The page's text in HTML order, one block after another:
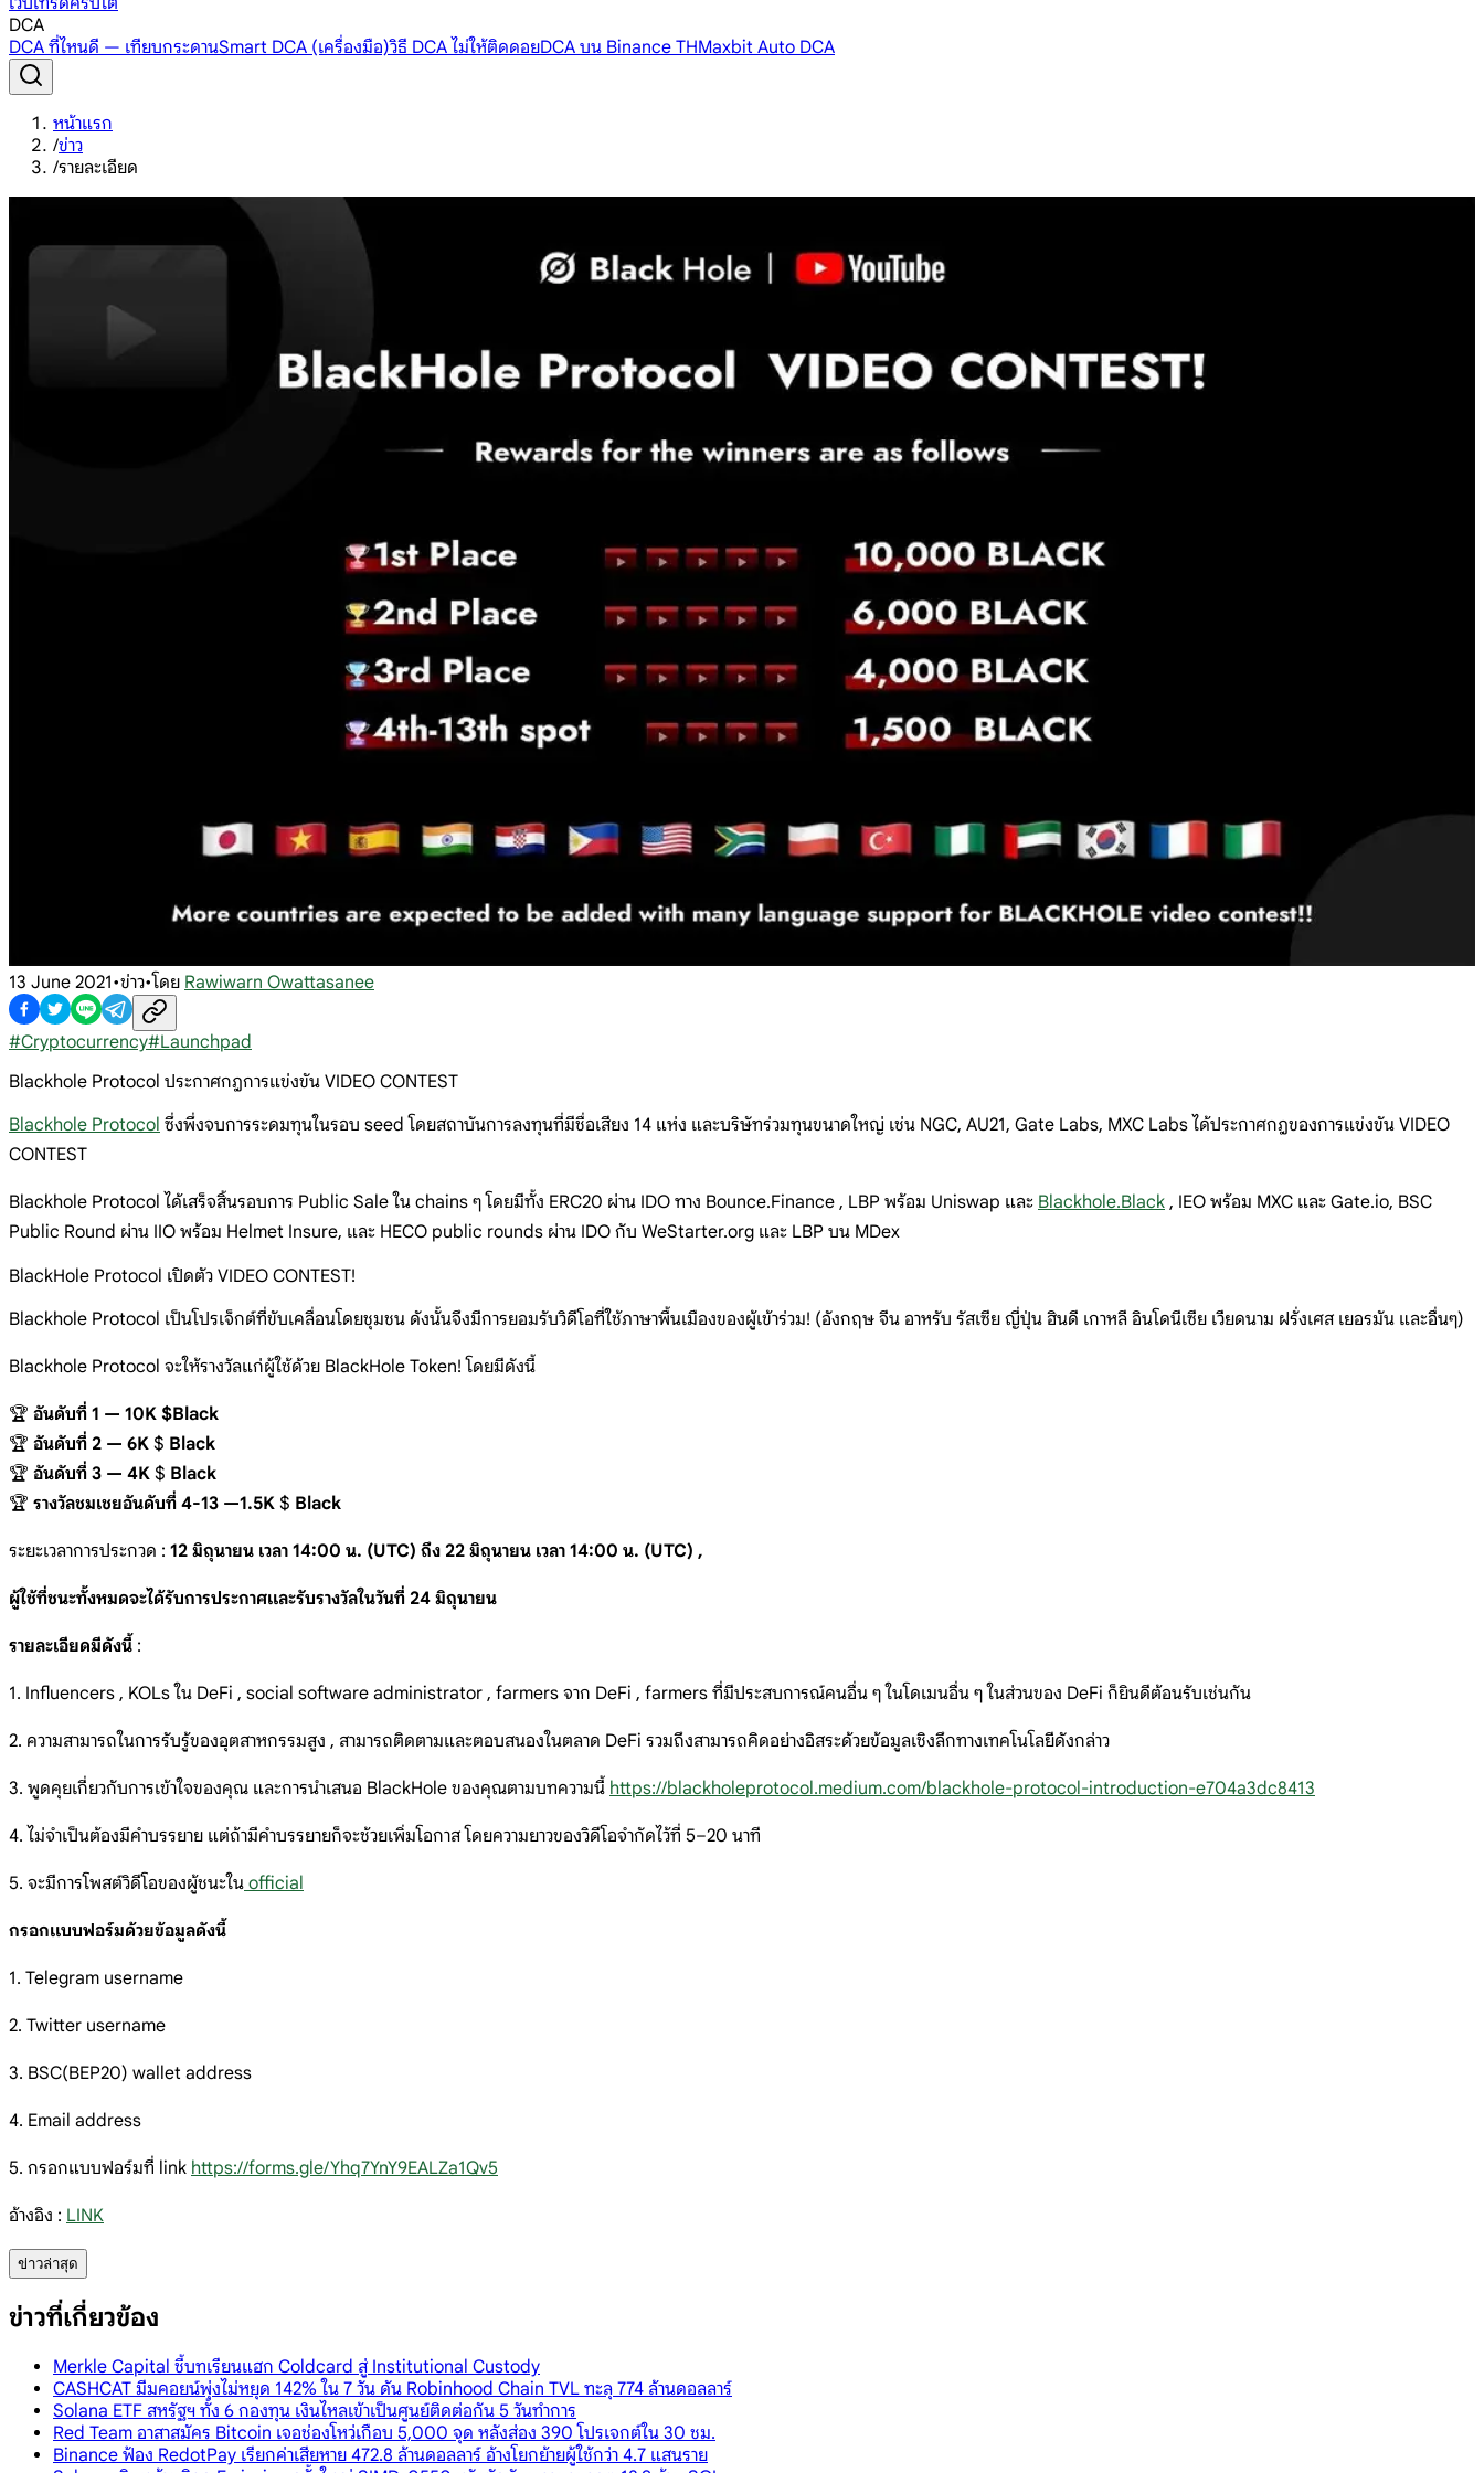
DCA
DCA ที่ไหนดี — เทียบกระดานSmart DCA (เครื่องมือ)วิธี DCA ไม่ให้ติดดอยDCA บน Binance THMaxbit Auto DCA
หน้าแรก
/ข่าว
/รายละเอียด
13 June 2021•ข่าว•โดย Rawiwarn Owattasanee
#Cryptocurrency#Launchpad
Blackhole Protocol ประกาศกฎการแข่งขัน VIDEO CONTEST
Blackhole Protocol ซึ่งพึ่งจบการระดมทุนในรอบ seed โดยสถาบันการลงทุนที่มีชื่อเสียง 14 แห่ง และบริษัทร่วมทุนขนาดใหญ่ เช่น NGC, AU21, Gate Labs, MXC Labs ได้ประกาศกฎของการแข่งขัน VIDEO
CONTEST
Blackhole Protocol ได้เสร็จสิ้นรอบการ Public Sale ใน chains ๆ โดยมีทั้ง ERC20 ผ่าน IDO ทาง Bounce.Finance , LBP พร้อม Uniswap และ Blackhole.Black , IEO พร้อม MXC และ Gate.io, BSC
Public Round ผ่าน IIO พร้อม Helmet Insure, และ HECO public rounds ผ่าน IDO กับ WeStarter.org และ LBP บน MDex
BlackHole Protocol เปิดตัว VIDEO CONTEST!
Blackhole Protocol เป็นโปรเจ็กต์ที่ขับเคลื่อนโดยชุมชน ดังนั้นจึงมีการยอมรับวิดีโอที่ใช้ภาษาพื้นเมืองของผู้เข้าร่วม! (อังกฤษ จีน อาหรับ รัสเซีย ญี่ปุ่น ฮินดี เกาหลี อินโดนีเซีย เวียดนาม ฝรั่งเศส เยอรมัน และอื่นๆ)
Blackhole Protocol จะให้รางวัลแก่ผู้ใช้ด้วย BlackHole Token! โดยมีดังนี้
🏆 อันดับที่ 1 — 10K $Black
🏆 อันดับที่ 2 — 6K $ Black
🏆 อันดับที่ 3 — 4K $ Black
🏆 รางวัลชมเชยอันดับที่ 4-13 —1.5K $ Black
ระยะเวลาการประกวด : 12 มิถุนายน เวลา 14:00 น. (UTC) ถึง 22 มิถุนายน เวลา 14:00 น. (UTC) ,
ผู้ใช้ที่ชนะทั้งหมดจะได้รับการประกาศและรับรางวัลในวันที่ 24 มิถุนายน
รายละเอียดมีดังนี้ :
1. Influencers , KOLs ใน DeFi , social software administrator , farmers จาก DeFi , farmers ที่มีประสบการณ์คนอื่น ๆ ในโดเมนอื่น ๆ ในส่วนของ DeFi ก็ยินดีต้อนรับเช่นกัน
2. ความสามารถในการรับรู้ของอุตสาหกรรมสูง , สามารถติดตามและตอบสนองในตลาด DeFi รวมถึงสามารถคิดอย่างอิสระด้วยข้อมูลเชิงลึกทางเทคโนโลยีดังกล่าว
3. พูดคุยเกี่ยวกับการเข้าใจของคุณ และการนำเสนอ BlackHole ของคุณตามบทความนี้ https://blackholeprotocol.medium.com/blackhole-protocol-introduction-e704a3dc8413
4. ไม่จำเป็นต้องมีคำบรรยาย แต่ถ้ามีคำบรรยายก็จะช้วยเพิ่มโอกาส โดยความยาวของวิดีโอจำกัดไว้ที่ 5–20 นาที
5. จะมีการโพสต์วิดีโอของผู้ชนะใน official
กรอกแบบฟอร์มด้วยข้อมูลดังนี้
1. Telegram username
2. Twitter username
3. BSC(BEP20) wallet address
4. Email address
5. กรอกแบบฟอร์มที่ link https://forms.gle/Yhq7YnY9EALZa1Qv5
อ้างอิง : LINK
ข่าวล่าสุด
ข่าวที่เกี่ยวข้อง
Merkle Capital ชี้บทเรียนแฮก Coldcard สู่ Institutional Custody
CASHCAT มีมคอยน์พุ่งไม่หยุด 142% ใน 7 วัน ดัน Robinhood Chain TVL ทะลุ 774 ล้านดอลลาร์
Solana ETF สหรัฐฯ ทั้ง 6 กองทุน เงินไหลเข้าเป็นศูนย์ติดต่อกัน 5 วันทำการ
Red Team อาสาสมัคร Bitcoin เจอช่องโหว่เกือบ 5,000 จุด หลังส่อง 390 โปรเจกต์ใน 30 ชม.
Binance ฟ้อง RedotPay เรียกค่าเสียหาย 472.8 ล้านดอลลาร์ อ้างโยกย้ายผู้ใช้กว่า 4.7 แสนราย